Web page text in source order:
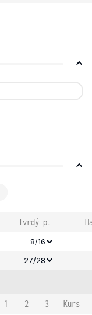
Tvrdý p.
8/16
27/28
1 2 3
Kurs